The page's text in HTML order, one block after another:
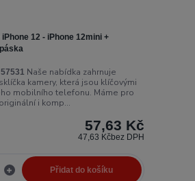
12 - iPhone 12mini +
57531Naše nabídka zahrnuje
kamery, která jsou klíčovými
mobilního telefonu. Máme pro
i komp...
57,63 Kč
47,63 Kčbez DPH
Přidat do košíku